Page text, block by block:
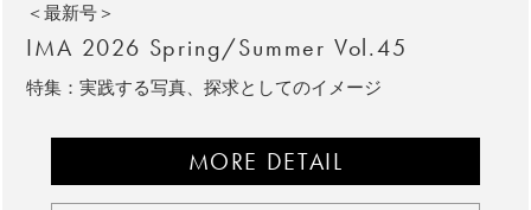
＜最新号＞
IMA 2026 Spring/Summer Vol.45
特集：実践する写真、探求としてのイメージ
MORE DETAIL